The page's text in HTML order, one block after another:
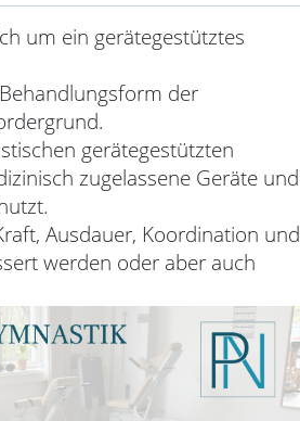
um ein gerätegestütztes
der
gerätegestützten
zugelassene Geräte und
Ausdauer, Koordination und
werden oder aber auch